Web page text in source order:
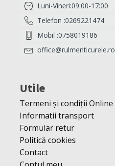
Luni-Vineri:09:00-17:00
Telefon :0269221474
Mobil :0758019186
office@rulmenticurele.ro
Utile
Termeni și condiții Online
Informatii transport
Formular retur
Politică cookies
Contact